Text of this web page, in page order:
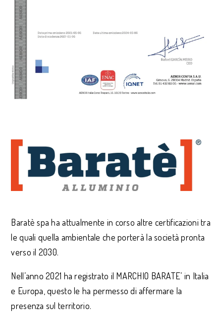
Baratè spa ha attualmente in corso altre certificazioni tra
le quali quella ambientale che porterà la società pronta
verso il 2030.
Nell’anno 2021 ha registrato il MARCHIO BARATE’ in Italia
e Europa, questo le ha permesso di affermare la
presenza sul territorio.